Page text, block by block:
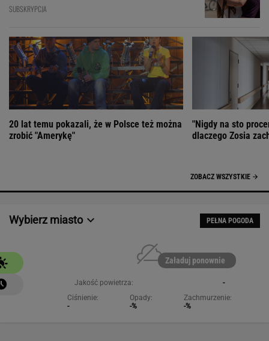
SUBSKRYPCJA
20 lat temu pokazali, że w Polsce też można
zrobić "Amerykę"
"Nigdy na sto
dlaczego Zosia
ZOBACZ WSZYSTKIE
Wybierz miasto PEŁNA POGODA
Załaduj ponownie
Jakość powietrza:
-
Ciśnienie:
-
Opady:
-%
Zachmurzenie:
-%